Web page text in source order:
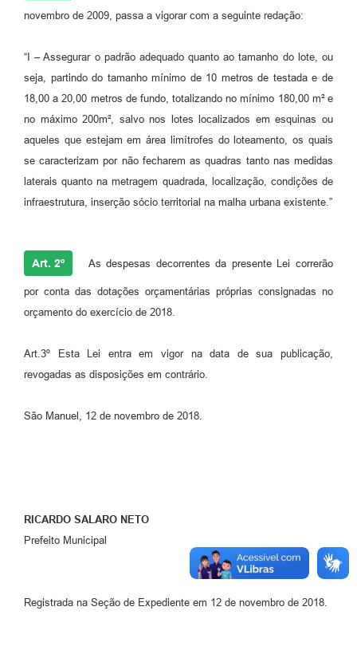
novembro de 2009, passa a vigorar com a seguinte redação:
“I – Assegurar o padrão adequado quanto ao tamanho do lote, ou
seja, partindo do tamanho mínimo de 10 metros de testada e de
18,00 a 20,00 metros de fundo, totalizando no mínimo 180,00 m² e
no máximo 200m², salvo nos lotes localizados em esquinas ou
aqueles que estejam em área limítrofes do loteamento, os quais
se caracterizam por não fecharem as quadras tanto nas medidas
laterais quanto na metragem quadrada, localização, condições de
infraestrutura, inserção sócio territorial na malha urbana existente.”
Art. 2º As despesas decorrentes da presente Lei correrão
por conta das dotações orçamentárias próprias consignadas no
orçamento do exercício de 2018.
Art.3º Esta Lei entra em vigor na data de sua publicação,
revogadas as disposições em contrário.
São Manuel, 12 de novembro de 2018.
RICARDO SALARO NETO
Prefeito Municipal
Registrada na Seção de Expediente em 12 de novembro de 2018.